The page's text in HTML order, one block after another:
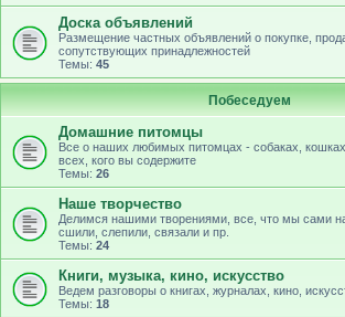
Доска объявлений
Размещение частных объявлений о покупке,
сопутствующих принадлежностей
Темы: 45
Побеседуем
Домашние питомцы
Все о наших любимых питомцах - собаках,
всех, кого вы содержите
Темы: 26
Наше творчество
Делимся нашими творениями, все, что мы сами
сшили, слепили, связали и пр.
Темы: 24
Книги, музыка, кино, искусство
Ведем разговоры о книгах, журналах, кино,
Темы: 18